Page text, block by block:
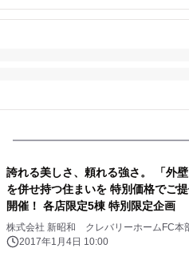
誇れる美しさ、頼れる強さ。 「外
を併せ持つ住まいを 特別価格でご
開催！ 各店限定5棟 特別限定企画
株式会社 新昭和 クレバリーホームFC本
2017年1月4日 10:00